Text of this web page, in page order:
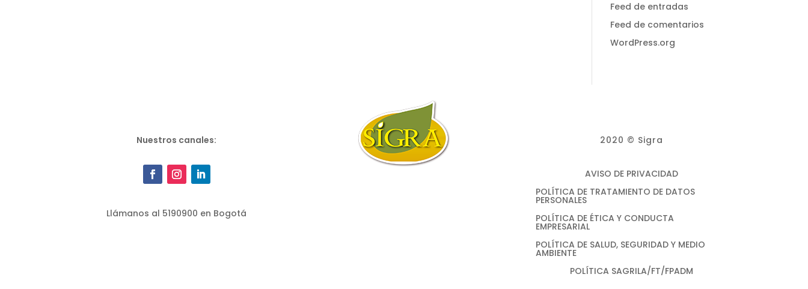
Feed de entradas
Feed de comentarios
WordPress.org
Nuestros canales:
Llámanos al 5190900 en Bogotá
2020 © Sigra
AVISO DE PRIVACIDAD
POLÍTICA DE TRATAMIENTO DE DATOS
PERSONALES
POLÍTICA DE ÉTICA Y CONDUCTA
EMPRESARIAL
POLÍTICA DE SALUD, SEGURIDAD Y MEDIO
AMBIENTE
POLÍTICA SAGRILA/FT/FPADM